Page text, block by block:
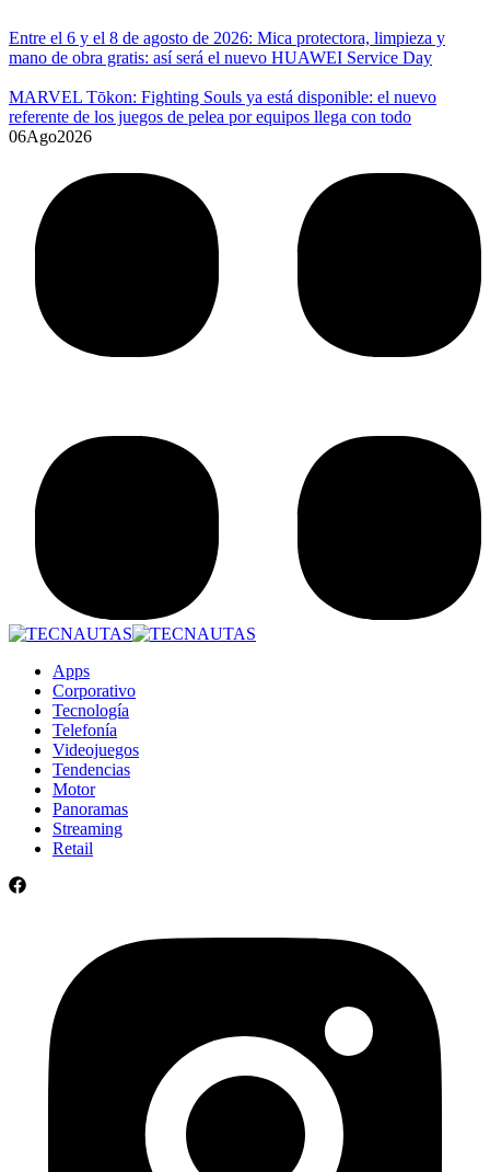
Entre el 6 y el 8 de agosto de 2026: Mica protectora, limpieza y
mano de obra gratis: así será el nuevo HUAWEI Service Day
MARVEL Tōkon: Fighting Souls ya está disponible: el nuevo
referente de los juegos de pelea por equipos llega con todo
06Ago2026
Apps
Corporativo
Tecnología
Telefonía
Videojuegos
Tendencias
Motor
Panoramas
Streaming
Retail